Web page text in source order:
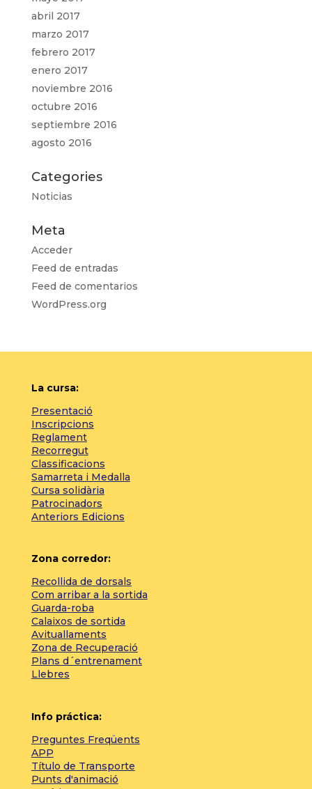
abril 2017
marzo 2017
febrero 2017
enero 2017
noviembre 2016
octubre 2016
septiembre 2016
agosto 2016
Categories
Noticias
Meta
Acceder
Feed de entradas
Feed de comentarios
WordPress.org
La cursa:
Presentació
Inscripcions
Reglament
Recorregut
Classificacions
Samarreta i Medalla
Cursa solidària
Patrocinadors
Anteriors Edicions
Zona corredor:
Recollida de dorsals
Com arribar a la sortida
Guarda-roba
Calaixos de sortida
Avituallaments
Zona de Recuperació
Plans d´entrenament
Llebres
Info práctica:
Preguntes Freqüents
APP
Título de Transporte
Punts d'animació